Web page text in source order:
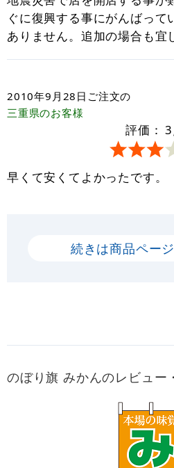
ぐに復興する事にがんばって
ありません。追加の場合も宜
2010年9月28日 ご注文の
三重県のお客様
評価： 3
早くて安くてよかったです。
続きは商品ペー
のぼり旗 みかんのレビュー